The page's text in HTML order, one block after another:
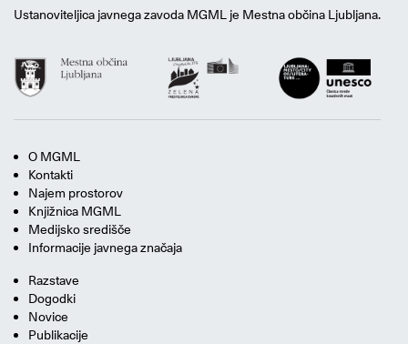
Ustanoviteljica javnega zavoda MGML je Mestna občina Ljubljana.
O MGML
Kontakti
Najem prostorov
Knjižnica MGML
Medijsko središče
Informacije javnega značaja
Razstave
Dogodki
Novice
Publikacije